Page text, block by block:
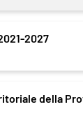
2027
della